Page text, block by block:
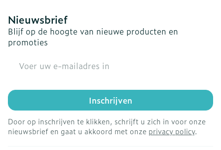
Nieuwsbrief
Blijf op de hoogte van nieuwe producten en
promoties
Inschrijven
Door op inschrijven te klikken, schrijft u zich in voor onze
nieuwsbrief en gaat u akkoord met onze privacy policy.